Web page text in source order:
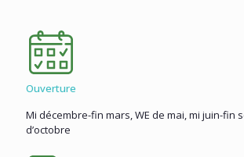
Ouverture
Mi décembre-fin mars, WE de mai, mi juin-fin
d’octobre